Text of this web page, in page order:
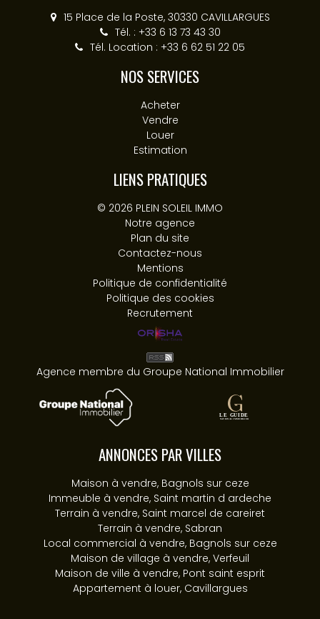
15 Place de la Poste, 30330 CAVILLARGUES
Tél. : +33 6 13 73 43 30
Tél. Location : +33 6 62 51 22 05
NOS SERVICES
Acheter
Vendre
Louer
Estimation
LIENS PRATIQUES
© 2026 PLEIN SOLEIL IMMO
Notre agence
Plan du site
Contactez-nous
Mentions
Politique de confidentialité
Politique des cookies
Recrutement
Agence membre du Groupe National Immobilier
ANNONCES PAR VILLES
Maison à vendre, Bagnols sur ceze
Immeuble à vendre, Saint martin d ardeche
Terrain à vendre, Saint marcel de careiret
Terrain à vendre, Sabran
Local commercial à vendre, Bagnols sur ceze
Maison de village à vendre, Verfeuil
Maison de ville à vendre, Pont saint esprit
Appartement à louer, Cavillargues